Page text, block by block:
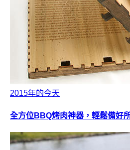
2015年的今天
全方位BBQ烤肉神器，輕鬆備好